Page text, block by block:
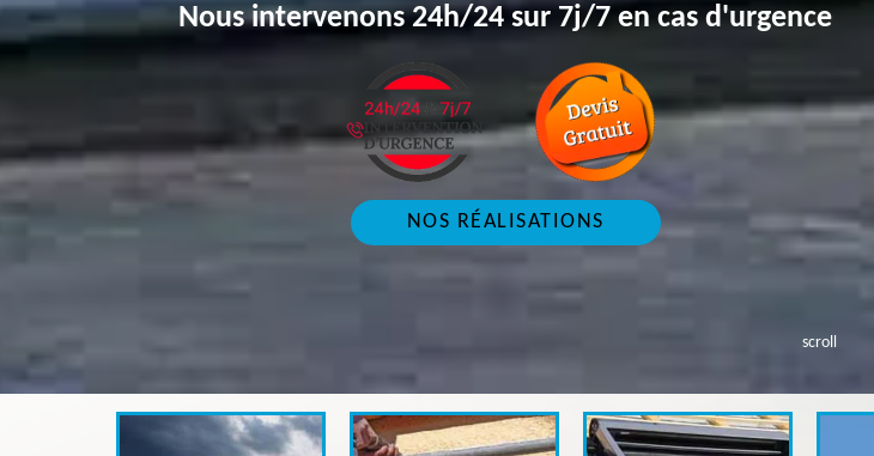
scroll
Nous intervenons 24h/24 sur 7j/7 en cas d'urgence
NOS RÉALISATIONS